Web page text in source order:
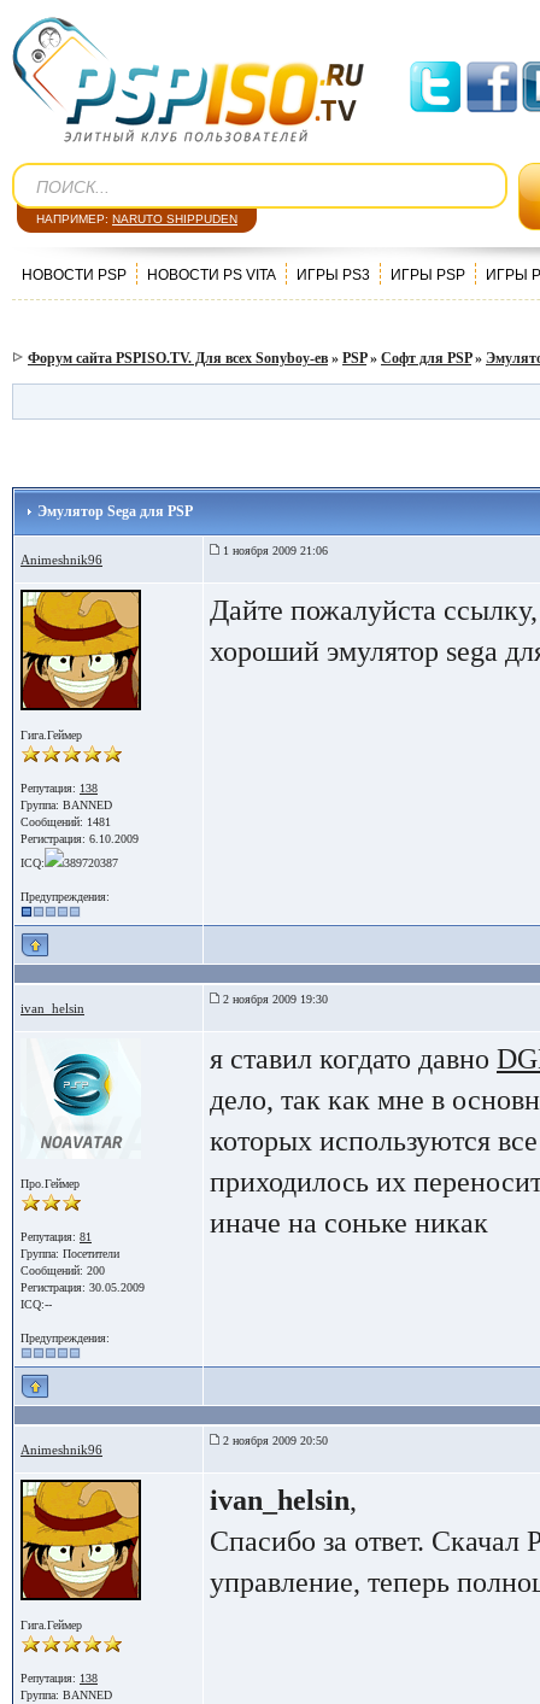
НАПРИМЕР: NARUTO SHIPPUDEN
НОВОСТИ PSP НОВОСТИ PS VITA ИГРЫ PS3 ИГРЫ PSP ИГРЫ
Форум сайта PSPISO.TV. Для всех Sonyboy-ев » PSP» Софт для PSP»
Эмулятор Sega для PSP
Animeshnik96
1 ноября 2009 21:06
Гига.Геймер
Репутация: 138
Группа: BANNED
Сообщений: 1481
Регистрация: 6.10.2009
ICQ:
389720387
Предупреждения:
Дайте пожалуйста
хороший эмулятор sega
ivan_helsin
2 ноября 2009 19:30
Про.Геймер
Репутация: 81
Группа: Посетители
Сообщений: 200
Регистрация: 30.05.2009
ICQ:--
Предупреждения:
я ставил когдато давно
дело, так как мне в
которых используются
приходилось их
иначе на соньке никак
Animeshnik96
2 ноября 2009 20:50
Гига.Геймер
Репутация: 138
Группа: BANNED
ivan_helsin,
Спасибо за ответ. Скачал
управление, теперь